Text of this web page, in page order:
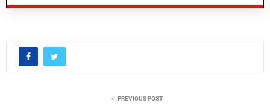
PREVIOUS POST